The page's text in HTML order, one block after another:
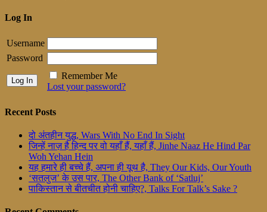
Log In
Username
Password
Remember Me
Lost your password?
Recent Posts
दो अंतहीन युद्ध, Wars With No End In Sight
जिन्हें नाज़ है हिन्द पर वो यहाँ हैं, यहाँ हैं, Jinhe Naaz He Hind Par
Woh Yehan Hein
यह हमारे ही बच्चे हैं, अपना ही यूथ है, They Our Kids, Our Youth
‘सतलुज’ के उस पार, The Other Bank of ‘Satluj’
पाकिस्तान से बीतचीत होनी चाहिए?, Talks For Talk’s Sake ?